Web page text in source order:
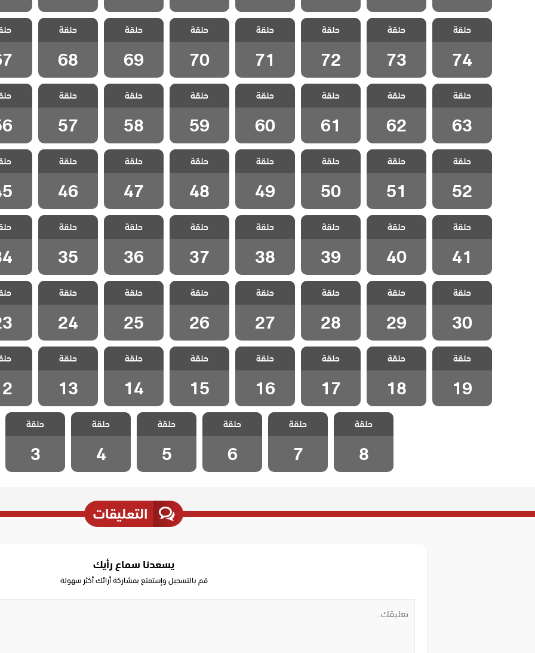
مسلسل علمني
كيف احب مدبلج
الحلقة 74
حلقة
74
مسلسل علمني
كيف احب مدبلج
الحلقة 73
حلقة
73
مسلسل علمني
كيف احب مدبلج
الحلقة 72
حلقة
72
مسلسل علمني
كيف احب مدبلج
الحلقة 71
حلقة
71
مسلسل علمني
كيف احب مدبلج
الحلقة 70
حلقة
70
مسلسل علمني
كيف احب مدبلج
الحلقة 69
حلقة
69
مسلسل علمني
كيف احب مدبلج
الحلقة 68
حلقة
68
مسلسل
كيف
مسلسل علمني
كيف احب مدبلج
الحلقة 63
حلقة
63
مسلسل علمني
كيف احب مدبلج
الحلقة 62
حلقة
62
مسلسل علمني
كيف احب مدبلج
الحلقة 61
حلقة
61
مسلسل علمني
كيف احب مدبلج
الحلقة 60
حلقة
60
مسلسل علمني
كيف احب مدبلج
الحلقة 59
حلقة
59
مسلسل علمني
كيف احب مدبلج
الحلقة 58
حلقة
58
مسلسل علمني
كيف احب مدبلج
الحلقة 57
حلقة
57
مسلسل
كيف
مسلسل علمني
كيف احب مدبلج
الحلقة 52
حلقة
52
مسلسل علمني
كيف احب مدبلج
الحلقة 51
حلقة
51
مسلسل علمني
كيف احب مدبلج
الحلقة 50
حلقة
50
مسلسل علمني
كيف احب مدبلج
الحلقة 49
حلقة
49
مسلسل علمني
كيف احب مدبلج
الحلقة 48
حلقة
48
مسلسل علمني
كيف احب مدبلج
الحلقة 47
حلقة
47
مسلسل علمني
كيف احب مدبلج
الحلقة 46
حلقة
46
مسلسل
كيف
مسلسل علمني
كيف احب مدبلج
الحلقة 41
حلقة
41
مسلسل علمني
كيف احب مدبلج
الحلقة 40
حلقة
40
مسلسل علمني
كيف احب مدبلج
الحلقة 39
حلقة
39
مسلسل علمني
كيف احب مدبلج
الحلقة 38
حلقة
38
مسلسل علمني
كيف احب مدبلج
الحلقة 37
حلقة
37
مسلسل علمني
كيف احب مدبلج
الحلقة 36
حلقة
36
مسلسل علمني
كيف احب مدبلج
الحلقة 35
حلقة
35
مسلسل
كيف
مسلسل علمني
كيف احب مدبلج
الحلقة 30
حلقة
30
مسلسل علمني
كيف احب مدبلج
الحلقة 29
حلقة
29
مسلسل علمني
كيف احب مدبلج
الحلقة 28
حلقة
28
مسلسل علمني
كيف احب مدبلج
الحلقة 27
حلقة
27
مسلسل علمني
كيف احب مدبلج
الحلقة 26
حلقة
26
مسلسل علمني
كيف احب مدبلج
الحلقة 25
حلقة
25
مسلسل علمني
كيف احب مدبلج
الحلقة 24
حلقة
24
مسلسل
كيف
مسلسل علمني
كيف احب مدبلج
الحلقة 19
حلقة
19
مسلسل علمني
كيف احب مدبلج
الحلقة 18
حلقة
18
مسلسل علمني
كيف احب مدبلج
الحلقة 17
حلقة
17
مسلسل علمني
كيف احب مدبلج
الحلقة 16
حلقة
16
مسلسل علمني
كيف احب مدبلج
الحلقة 15
حلقة
15
مسلسل علمني
كيف احب مدبلج
الحلقة 14
حلقة
14
مسلسل علمني
كيف احب مدبلج
الحلقة 13
حلقة
13
مسلسل
كيف
مسلسل علمني
كيف احب مدبلج
الحلقة 8
حلقة
8
مسلسل علمني
كيف احب مدبلج
الحلقة 7
حلقة
7
مسلسل علمني
كيف احب مدبلج
الحلقة 6
حلقة
6
مسلسل علمني
كيف احب مدبلج
الحلقة 5
حلقة
5
مسلسل علمني
كيف احب مدبلج
الحلقة 4
حلقة
4
مسلسل علمني
كيف احب مدبلج
الحلقة 3
حلقة
3
التعليقات
يسعدنا سماع رأيك
قم بالتسجيل وإستمتع بمشاركة أرائك أكثر سهولة